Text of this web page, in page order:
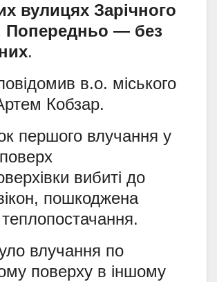
вулицях Зарічного
Попередньо — без
.
в.о. міського
Кобзар.
першого влучання у
вибиті до
пошкоджена
влучання по
поверху в іншому